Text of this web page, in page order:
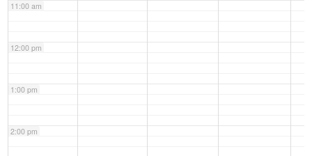
11:00 am
12:00 pm
1:00 pm
2:00 pm